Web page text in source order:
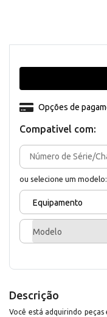
Compativel com:
ou selecione um modelo:
Equipamento
Modelo
Opções de
Descrição
Você está adquirindo